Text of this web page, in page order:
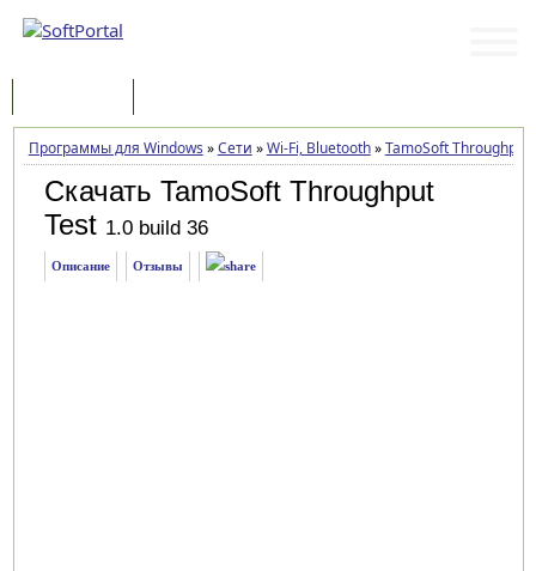
Программы для Windows »Сети »Wi-Fi, Bluetooth»TamoSoft Throughput
Скачать TamoSoft Throughput
Test 1.0 build 36
Описание Отзывы